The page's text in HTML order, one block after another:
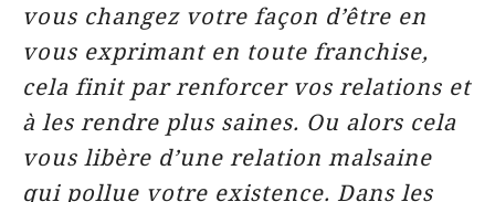
vous changez votre façon d’être en
vous exprimant en toute franchise,
cela finit par renforcer vos relations et
à les rendre plus saines. Ou alors cela
vous libère d’une relation malsaine
qui pollue votre existence. Dans les